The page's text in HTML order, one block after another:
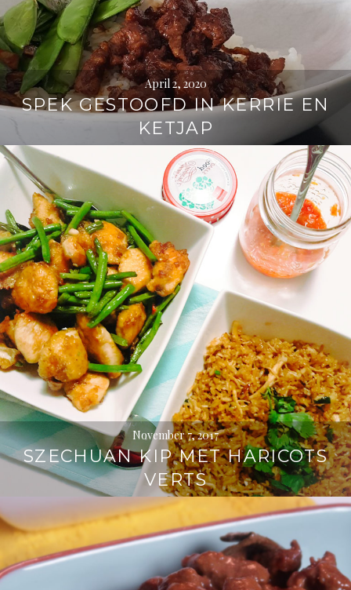
April 2, 2020
SPEK GESTOOFD IN KERRIE EN
KETJAP
November 7, 2017
SZECHUAN KIP MET HARICOTS
VERTS